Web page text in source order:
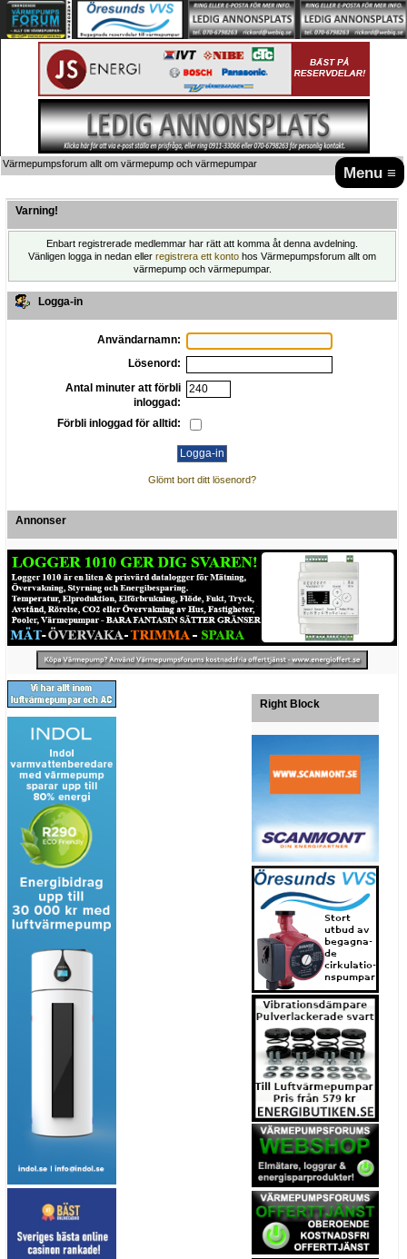
Menu ≡
Värmepumpsforum allt om värmepump och värmepumpar
Varning!
Enbart registrerade medlemmar har rätt att komma åt denna avdelning.
Vänligen logga in nedan eller registrera ett konto hos Värmepumpsforum allt om
värmepump och värmepumpar.
Logga-in
Användarnamn:
Lösenord:
Antal minuter att förbli
inloggad:
Förbli inloggad för alltid:
Glömt bort ditt lösenord?
Annonser
Right Block